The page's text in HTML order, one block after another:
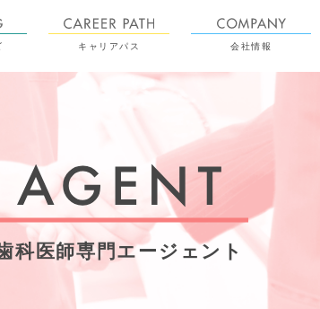
キャリアパス 会社情報
科医師専門エージェント